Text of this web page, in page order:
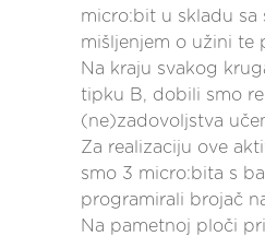
micro:bit u skladu sa
mišljenjem o užini te
Na kraju svakog
tipku B, dobili smo
(ne)zadovoljstva
Za realizaciju ove
smo 3 micro:bita s
programirali brojač
Na pametnoj ploči